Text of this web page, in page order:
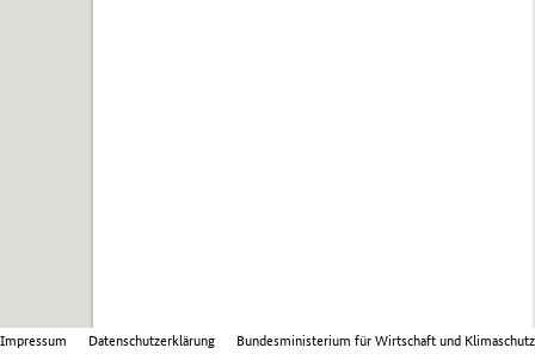
Impressum Datenschutzerklärung Bundesministerium für Wirtschaft und Klimaschutz